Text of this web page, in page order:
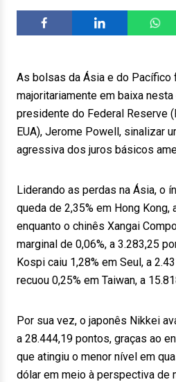
As bolsas da Ásia e do Pacífico
majoritariamente em baixa
presidente do Federal Reserve
EUA), Jerome Powell, sinalizar
agressiva dos juros básicos
Liderando as perdas na Ásia, o
queda de 2,35% em Hong Kong,
enquanto o chinês Xangai
marginal de 0,06%, a 3.283,25
Kospi caiu 1,28% em Seul, a
recuou 0,25% em Taiwan, a
Por sua vez, o japonês Nikkei
a 28.444,19 pontos, graças ao
que atingiu o menor nível em
dólar em meio à perspectiva de